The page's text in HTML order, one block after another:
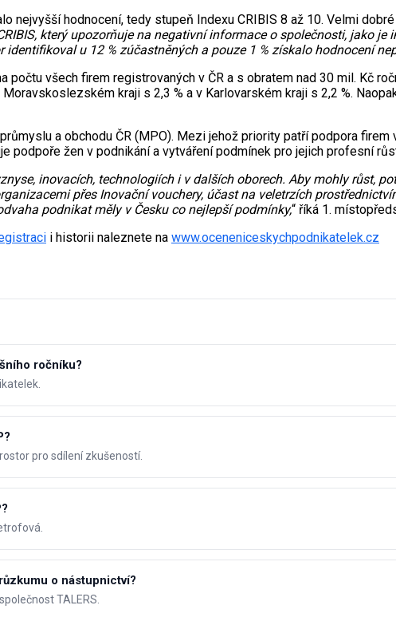
nejvyšší hodnocení, tedy stupeň Indexu CRIBIS 8 až 10. Velmi
který upozorňuje na negativní informace o společnosti, jako
identifikoval u 12 % zúčastněných a pouze 1 % získalo hodnocení
počtu všech firem registrovaných v ČR a s obratem nad 30 mil. Kč
kraji s 2,3 % a v Karlovarském kraji s 2,2 %.
a obchodu ČR (MPO). Mezi jehož priority patří podpora
podpoře žen v podnikání a vytváření podmínek pro jejich profesní
inovacích, technologiích i v dalších oborech. Aby mohly růst,
přes Inovační vouchery, účast na veletrzích
podnikat měly v Česku co nejlepší podmínky,“ říká 1.
i historii naleznete na www.oceneniceskychpodnikatelek.cz
ročníku?
pro sdílení zkušeností.
o nástupnictví?
TALERS.